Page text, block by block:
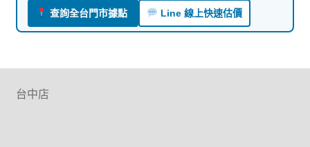
查詢全台門市據點 Line 線上快速估價
台中店